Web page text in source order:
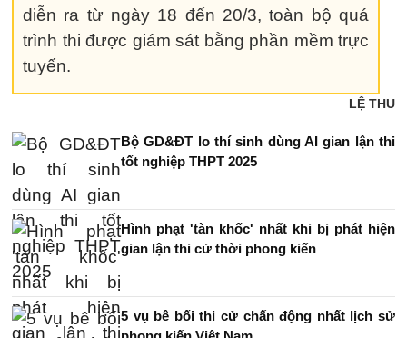
diễn ra từ ngày 18 đến 20/3, toàn bộ quá
trình thi được giám sát bằng phần mềm trực
tuyến.
LỆ THU
Bộ GD&ĐT lo thí sinh dùng AI gian lận thi
tốt nghiệp THPT 2025
Hình phạt 'tàn khốc' nhất khi bị phát hiện
gian lận thi cử thời phong kiến
5 vụ bê bối thi cử chấn động nhất lịch sử